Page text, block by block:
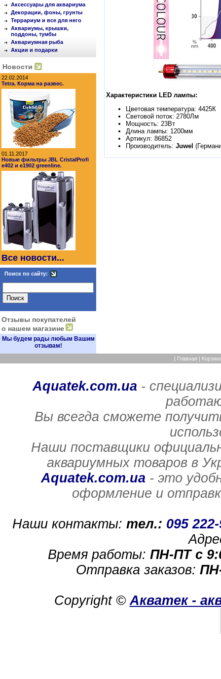
Аксессуары для аквариума
Декорации, фоны, грунты
Террариум и все для него
Аквариумы, крышки,
поддоны, тумбы
Аквариумная рыба
Акции и подарки
Новости
22.02.2014
Tetra. Корма на развес.
01.11.2017
Новые фильтры JBL CristalProfi
e402 и e1902 greenline.
Все новости...
Поиск по сайту:
Отзывы покупателей
о нашем магазине
Мы будем рады любым Вашим
отзывам!
Характеристики LED лампы:
Цветовая температура: 4425К
Световой поток: 2780Лм
Мощность: 23Вт
Длина лампы: 1200мм
Артикул: 86852
Производитель: Juwel
[ Главная |
Aquatek.com.ua -
Вы всегда сможете
Наши поставщики
аквариумных товаров в
Aquatek.com.ua - это
оформление и
Наши контакты: тел.: 095
Время работы: ПН-ПТ с
Отправка заказов:
Copyright ©Акватек -